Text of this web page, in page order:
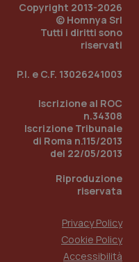
Copyright 2013-2026
© Homnya Srl
Tutti i diritti sono
riservati
P.I. e C.F. 13026241003
Iscrizione al ROC
n.34308
Iscrizione Tribunale
di Roma n.115/2013
del 22/05/2013
Riproduzione
riservata
Privacy Policy
Cookie Policy
Accessibilità
mese
Scadenza
1 anno 1
Questo
Scadenza